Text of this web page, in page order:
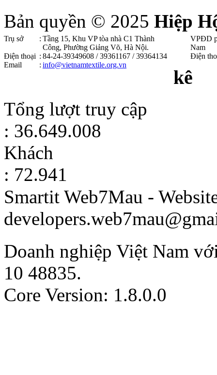
Bản quyền © 2025 Hiệp
Trụ sở : Tầng 15, Khu VP tòa nhà C1 Thành
Công, Phường Giảng Võ, Hà Nội .
Điện thoại : 84-24-39349608 / 39361167 / 39364134
Email
: info@vietnamtextile.org.vn
VPĐD
Nam
Điện
kê
Tổng lượt truy cập
: 36.649.008
Khách
: 72.941
Smartit Web7Mau -
Doanh nghiệp Việt Nam
10 48835.
Core Version: 1.8.0.0